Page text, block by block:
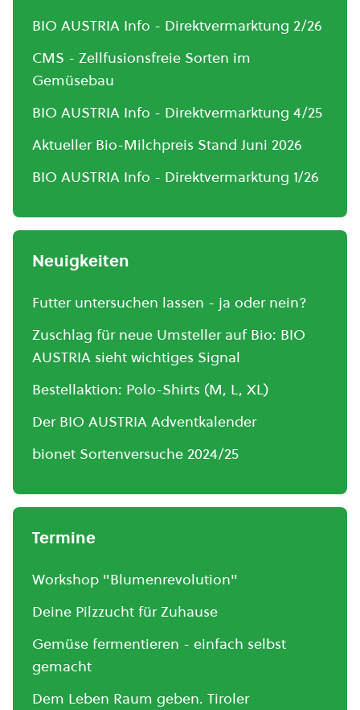
BIO AUSTRIA Info - Direktvermarktung 2/26
CMS - Zellfusionsfreie Sorten im
Gemüsebau
BIO AUSTRIA Info - Direktvermarktung 4/25
Aktueller Bio-Milchpreis Stand Juni 2026
BIO AUSTRIA Info - Direktvermarktung 1/26
Neuigkeiten
Futter untersuchen lassen - ja oder nein?
Zuschlag für neue Umsteller auf Bio: BIO
AUSTRIA sieht wichtiges Signal
Bestellaktion: Polo-Shirts (M, L, XL)
Der BIO AUSTRIA Adventkalender
bionet Sortenversuche 2024/25
Termine
Workshop "Blumenrevolution"
Deine Pilzzucht für Zuhause
Gemüse fermentieren - einfach selbst
gemacht
Dem Leben Raum geben. Tiroler